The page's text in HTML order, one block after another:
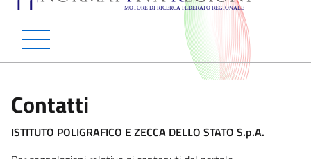
Normattiva Regioni -
Contatti
ISTITUTO POLIGRAFICO E ZECCA DELLO STATO S.p.A.